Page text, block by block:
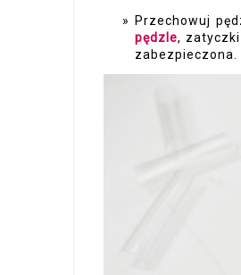
Przechowuj
pędzle, zatyczki
zabezpieczona.